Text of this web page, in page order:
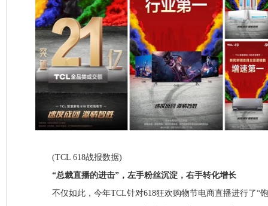
(TCL 618战报数据)
“总裁直播的进击”，左手粉丝沉淀，右手转化增长
不仅如此，今年TCL针对618狂欢购物节电商直播进行了“